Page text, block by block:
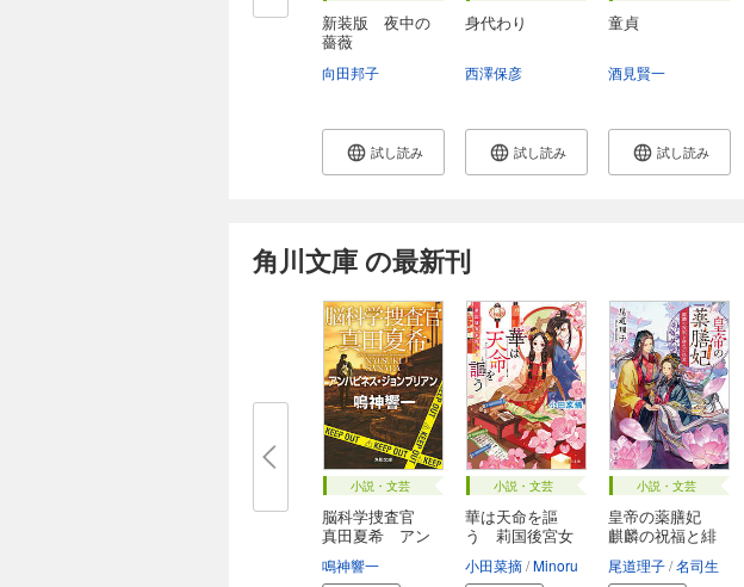
新装版 夜中の
薔薇
向田邦子
試し読み
身代わり
西澤保彦
試し読み
童貞
酒見賢一
試し読み
角川文庫 の最新刊
小説・文芸
脳科学捜査官
真田夏希 アン
鳴神響一
小説・文芸
華は天命を謳
う 莉国後宮女
小田菜摘 Minoru
小説・文芸
皇帝の薬膳妃
麒麟の祝福と緋
尾道理子 名司生